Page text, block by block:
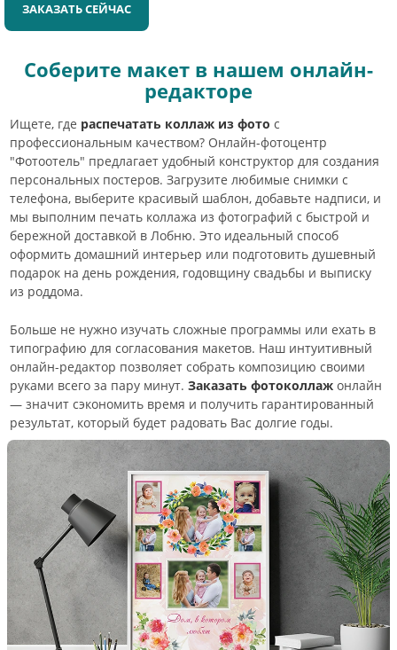
ЗАКАЗАТЬ СЕЙЧАС
Соберите макет в нашем онлайн-
редакторе
Ищете, где распечатать коллаж из фото с
профессиональным качеством? Онлайн-фотоцентр
"Фотоотель" предлагает удобный конструктор для создания
персональных постеров. Загрузите любимые снимки с
телефона, выберите красивый шаблон, добавьте надписи, и
мы выполним печать коллажа из фотографий с быстрой и
бережной доставкой в Лобню. Это идеальный способ
оформить домашний интерьер или подготовить душевный
подарок на день рождения, годовщину свадьбы и выписку
из роддома.
Больше не нужно изучать сложные программы или ехать в
типографию для согласования макетов. Наш интуитивный
онлайн-редактор позволяет собрать композицию своими
руками всего за пару минут. Заказать фотоколлаж онлайн
— значит сэкономить время и получить гарантированный
результат, который будет радовать Вас долгие годы.